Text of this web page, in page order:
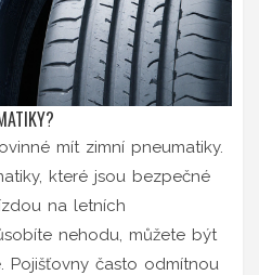
mít zimní pneumatiky.
které jsou bezpečné
na letních
nehodu, můžete být
Pojišťovny často odmítnou